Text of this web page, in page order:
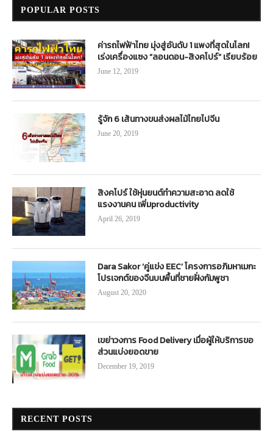
POPULAR POSTS
ค่ารถไฟฟ้าไทย มุ่งสู่อันดับ 1 แพงที่สุดในโลก!
เร่งเครื่องแซง “ลอนดอน-สิงคโปร์” เรียบร้อย
June 12, 2019
รู้จัก 6 เส้นทางขนส่งผลไม้ไทยไปจีน
June 20, 2019
สิงคโปร์ ใช้หุ่นยนต์ทำความสะอาด ลดใช้
แรงงานคน เพิ่มproductivity
April 26, 2019
Dara Sakor ‘คู่แข่ง EEC’ โครงการอภิมหาเมกะ
โปรเจกต์ของจีนบนพื้นที่ชายฝั่งกัมพูชา
August 20, 2020
เขย่าวงการ Food Delivery เมื่อผู้ให้บริการขอ
ส่วนแบ่งยอดขาย
December 19, 2019
RECENT POSTS